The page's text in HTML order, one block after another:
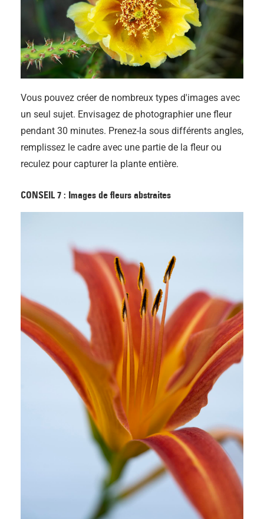
Vous pouvez créer de nombreux types d'images avec
un seul sujet. Envisagez de photographier une fleur
pendant 30 minutes. Prenez-la sous différents angles,
remplissez le cadre avec une partie de la fleur ou
reculez pour capturer la plante entière.
CONSEIL 7 : Images de fleurs abstraites